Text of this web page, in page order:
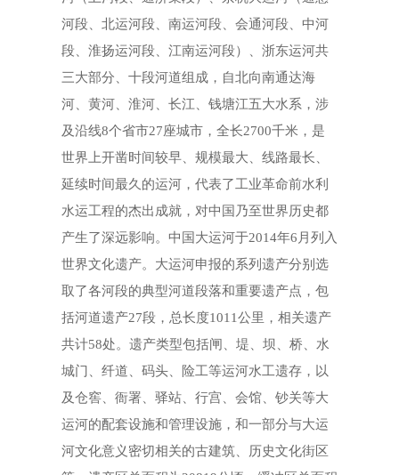
河段、北运河段、南运河段、会通河段、中河
段、淮扬运河段、江南运河段）、浙东运河共
三大部分、十段河道组成，自北向南通达海
河、黄河、淮河、长江、钱塘江五大水系，涉
及沿线8个省市27座城市，全长2700千米，是
世界上开凿时间较早、规模最大、线路最长、
延续时间最久的运河，代表了工业革命前水利
水运工程的杰出成就，对中国乃至世界历史都
产生了深远影响。中国大运河于2014年6月列入
世界文化遗产。大运河申报的系列遗产分别选
取了各河段的典型河道段落和重要遗产点，包
括河道遗产27段，总长度1011公里，相关遗产
共计58处。遗产类型包括闸、堤、坝、桥、水
城门、纤道、码头、险工等运河水工遗存，以
及仓窖、衙署、驿站、行宫、会馆、钞关等大
运河的配套设施和管理设施，和一部分与大运
河文化意义密切相关的古建筑、历史文化街区